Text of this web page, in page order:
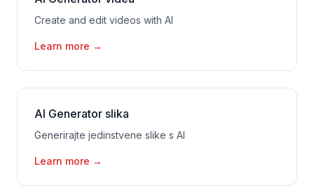
Create and edit videos with AI
Learn more →
AI Generator slika
Generirajte jedinstvene slike s AI
Learn more →